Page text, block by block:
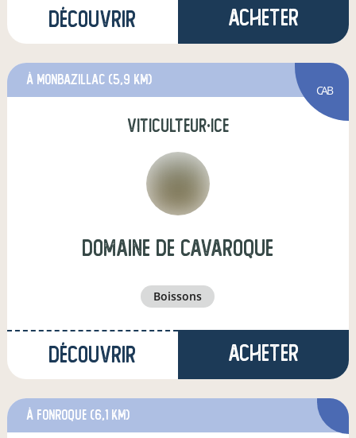
Découvrir Acheter
à monbazillac (5,9 km)
CAB
viticulteur·ice
Domaine de cavaroque
boissons
Découvrir Acheter
à fonroque (6,1 km)